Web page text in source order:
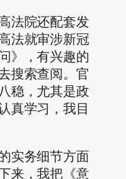
法院还配套发
法就审涉新冠
》，有兴趣的
搜索查阅。官
稳，尤其是政
真学习，我目
实务细节方面
来，我把《意